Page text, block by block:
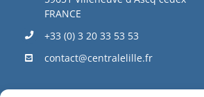
FRANCE
+33 (0) 3 20 33 53 53
contact@centralelille.fr